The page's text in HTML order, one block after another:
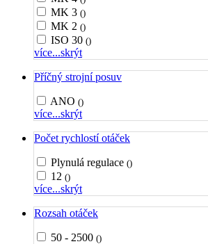
MK 3 ()
MK 2 ()
ISO 30 ()
více...skrýt
Příčný strojní posuv
ANO ()
více...skrýt
Počet rychlostí otáček
Plynulá regulace ()
12 ()
více...skrýt
Rozsah otáček
50 - 2500 ()